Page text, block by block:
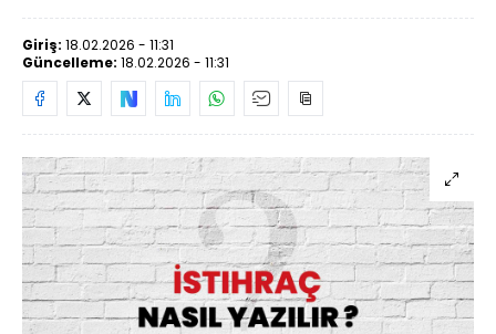
Giriş: 18.02.2026 - 11:31
Güncelleme: 18.02.2026 - 11:31